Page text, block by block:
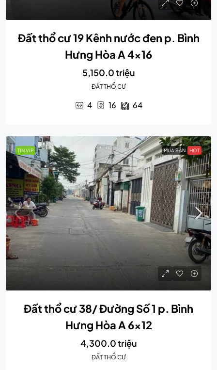
Đất thổ cư 19 Kênh nước đen p. Bình
Hưng Hòa A 4×16
5,150.0 triệu
ĐẤT THỔ CƯ
4 16 64
TIN VIP MUA BÁN HOT
Đất thổ cư 38/ Đường Số 1 p. Bình
Hưng Hòa A 6×12
4,300.0 triệu
ĐẤT THỔ CƯ